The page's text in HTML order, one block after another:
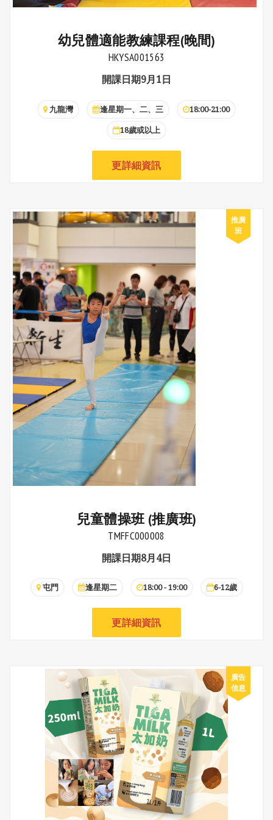
幼兒體適能教練課程(晚間)
HKYSA001563
開課日期9月1日
九龍灣 逢星期一、二、三
18:00-21:00
18歲或以上
更詳細資訊
兒童體操班 (推廣班)
TMFFC000008
開課日期8月4日
屯門 逢星期二 18:00 - 19:00 6-12歲
更詳細資訊